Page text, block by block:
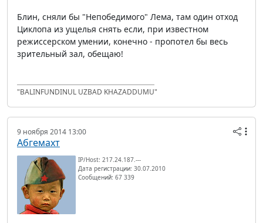
Блин, сняли бы "Непобедимого" Лема, там один отход
Циклопа из ущелья снять если, при известном
режиссерском умении, конечно - пропотел бы весь
зрительный зал, обещаю!
"BALINFUNDINUL UZBAD KHAZADDUMU"
9 ноября 2014 13:00
Абгемахт
IP/Host: 217.24.187.---
Дата регистрации: 30.07.2010
Сообщений: 67 339